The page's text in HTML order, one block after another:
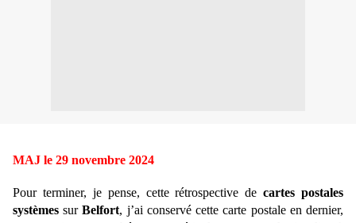
MAJ le 29 novembre 2024
Pour terminer, je pense, cette rétrospective decartes postales
systèmes surBelfort, j’ai conservé cette carte postale en dernier,